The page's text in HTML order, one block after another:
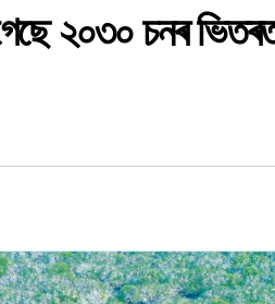
২০৩০ চনৰ ভিতৰত